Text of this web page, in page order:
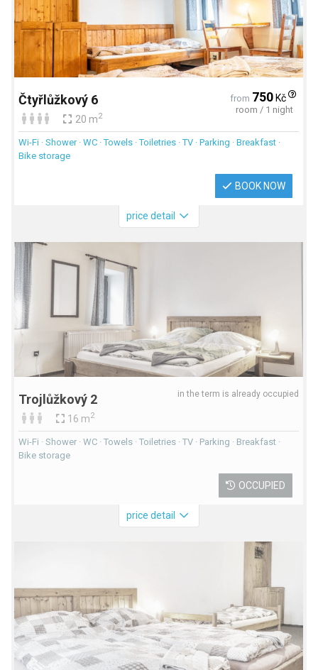
Čtyřlůžkový 6
20 m2
from 750Kč
room / 1 night
Wi-Fi · Shower · WC · Towels · Toiletries · TV · Parking · Breakfast ·
Bike storage
BOOK NOW
price detail
Trojlůžkový 2
16 m2
in the term is already occupied
Wi-Fi · Shower · WC · Towels · Toiletries · TV · Parking · Breakfast ·
Bike storage
OCCUPIED
price detail